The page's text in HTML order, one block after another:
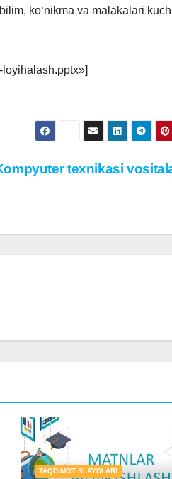
ko‘nikma va malakalari
texnikasi
TAQDIMOT SLAYDLARI